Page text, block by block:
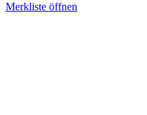
Merkliste öffnen